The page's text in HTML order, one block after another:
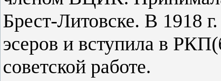
Брест-Литовске. В 1918
эсеров и вступила в
советской работе.